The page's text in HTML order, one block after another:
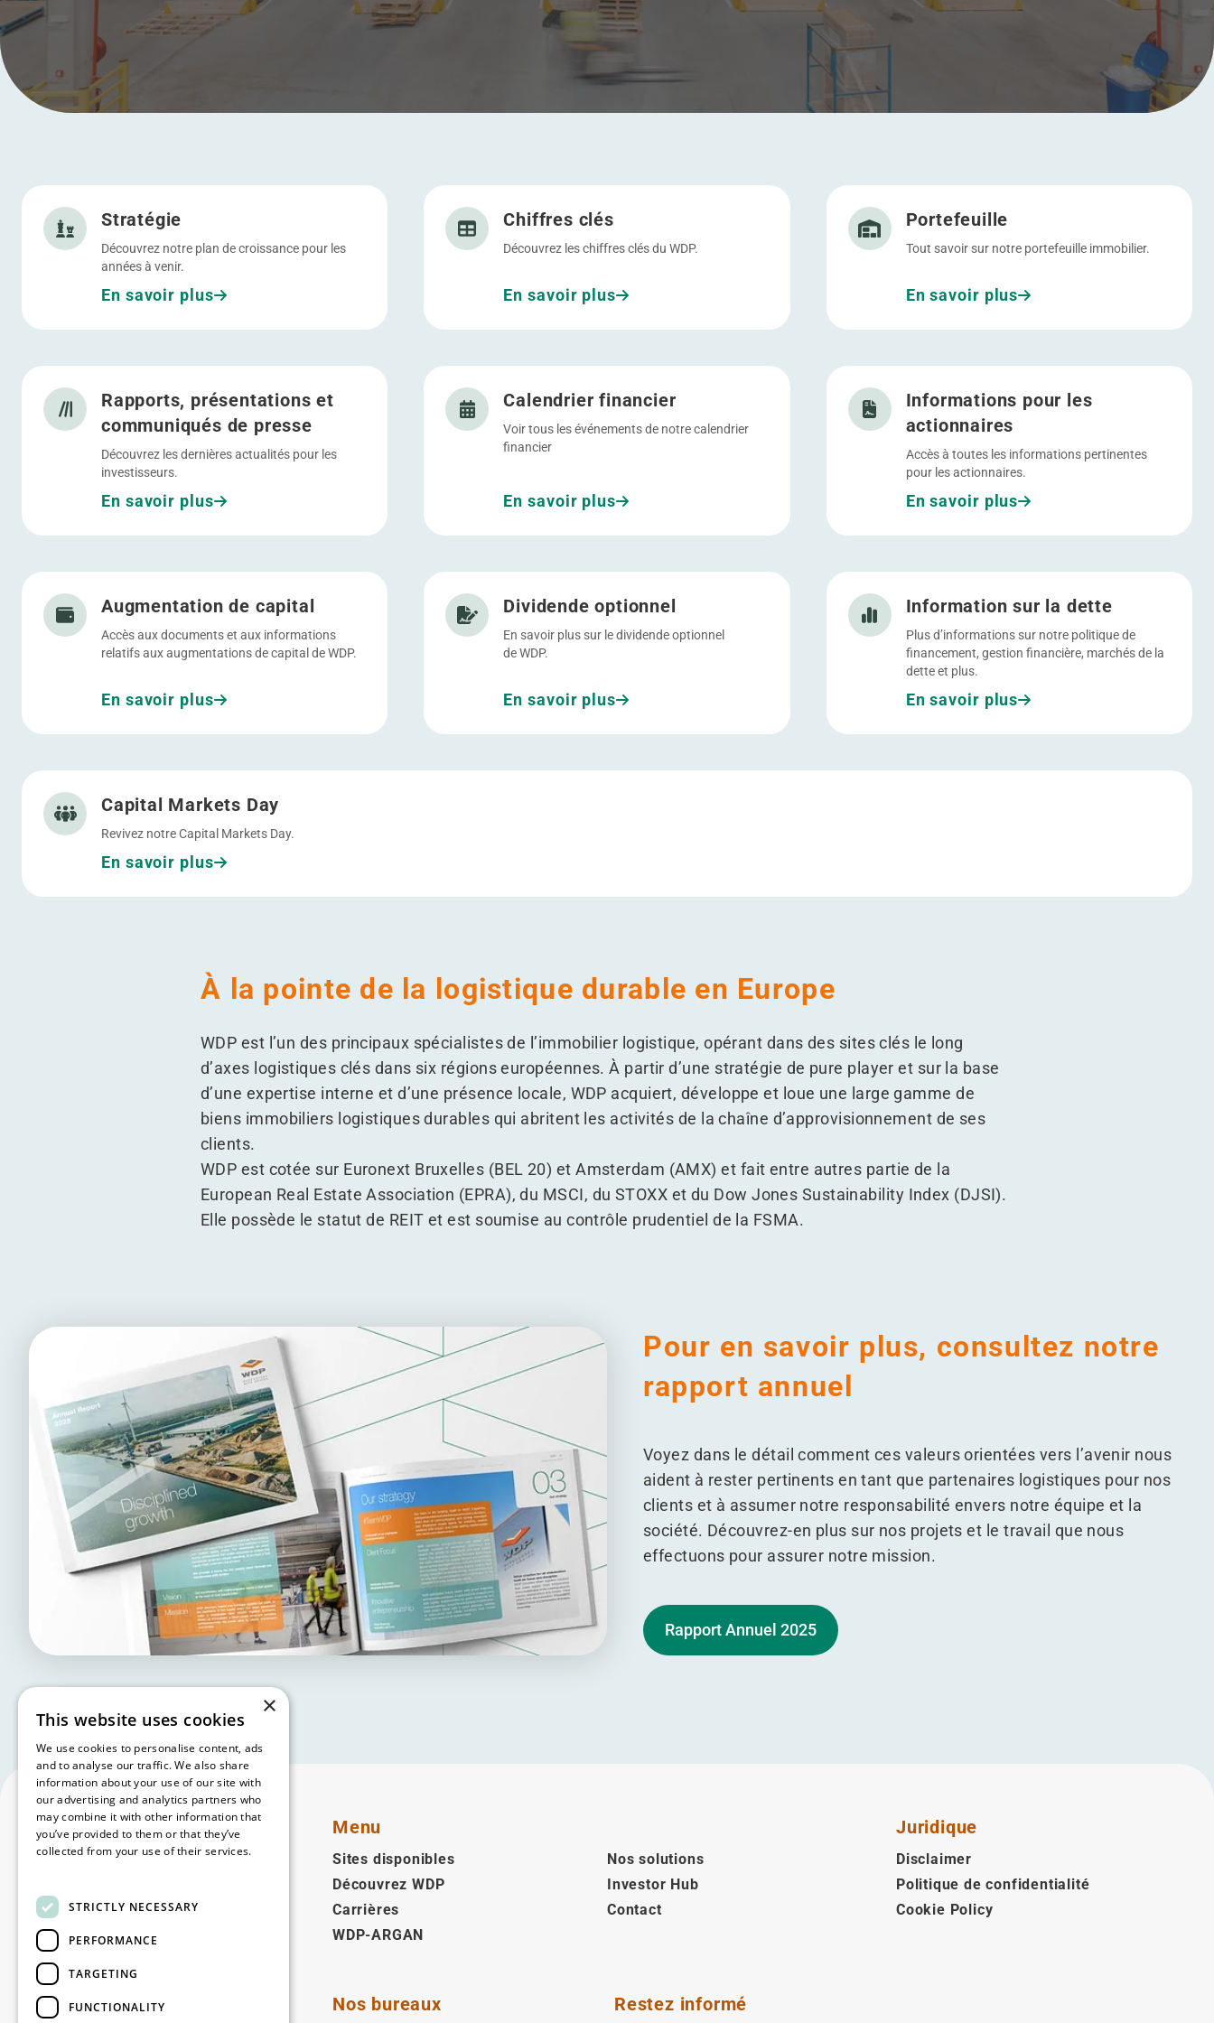
Menu Stratégie
Découvrez notre plan de croissance pour les
années à venir.
En savoir plus
Allez à Stratégie
Chiffres clés
Découvrez les chiffres clés du WDP.
En savoir plus
Allez à Chiffres clés
Portefeuille
Tout savoir sur notre portefeuille immobilier.
En savoir plus
Allez à Portefeuille
Rapports, présentations et
communiqués de presse
Découvrez les dernières actualités pour les
investisseurs.
En savoir plus
Allez à Rapports, présentations et communiqués de presse
Calendrier financier
Voir tous les événements de notre calendrier
financier
En savoir plus
Allez à Calendrier financier
Informations pour les
actionnaires
Accès à toutes les informations pertinentes
pour les actionnaires.
En savoir plus
Allez à Informations pour les actionnaires
Augmentation de capital
Accès aux documents et aux informations
relatifs aux augmentations de capital de WDP.
En savoir plus
Allez à Augmentation de capital
Dividende optionnel
En savoir plus sur le dividende optionnel
de WDP.
En savoir plus
Allez à Dividende optionnel
Information sur la dette
Plus d’informations sur notre politique de
financement, gestion financière, marchés de la
dette et plus.
En savoir plus
Allez à Information sur la dette
Capital Markets Day
Revivez notre Capital Markets Day.
En savoir plus
Allez à Capital Markets Day
À la pointe de la logistique durable en Europe
WDP est l’un des principaux spécialistes de l’immobilier logistique, opérant dans des sites clés le long
d’axes logistiques clés dans six régions européennes. À partir d’une stratégie de pure player et sur la base
d’une expertise interne et d’une présence locale, WDP acquiert, développe et loue une large gamme de
biens immobiliers logistiques durables qui abritent les activités de la chaîne d’approvisionnement de ses
clients.
WDP est cotée sur Euronext Bruxelles (BEL 20) et Amsterdam (AMX) et fait entre autres partie de la
European Real Estate Association (EPRA), du MSCI, du STOXX et du Dow Jones Sustainability Index (DJSI).
Elle possède le statut de REIT et est soumise au contrôle prudentiel de la FSMA.
Pour en savoir plus, consultez notre
rapport annuel
Voyez dans le détail comment ces valeurs orientées vers l’avenir nous
aident à rester pertinents en tant que partenaires logistiques pour nos
clients et à assumer notre responsabilité envers notre équipe et la
société. Découvrez-en plus sur nos projets et le travail que nous
effectuons pour assurer notre mission.
Rapport Annuel 2025
Suivez-nous
Facebook
LinkedIn
YouTubeInstagram
Copyright © 2026
Menu
Sites disponibles
Nos solutions
Découvrez WDP
Investor Hub
Carrières
Contact
WDP-ARGAN
Juridique
Disclaimer
Politique de confidentialité
Cookie Policy
Nos bureaux Restez informé
×
This website uses cookies
We use cookies to personalise content, ads
and to analyse our traffic. We also share
information about your use of our site with
our advertising and analytics partners who
may combine it with other information that
you’ve provided to them or that they’ve
collected from your use of their services.
STRICTLY NECESSARY
PERFORMANCE
TARGETING
FUNCTIONALITY